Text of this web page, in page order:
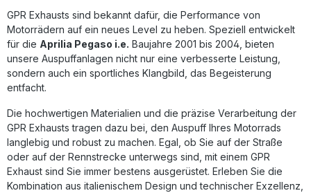
optimale Passgenauigkeit sind alle fahrzeugspezifischen
Halterungen im Lieferumfang enthalten. Die Montage
erfolgt Plug & Play – für beste Ergebnisse wird jedoch die
Installation in einer Fachwerkstatt empfohlen. Sportlicher
Edelstahl-Slip-on mit dualer Straßenzulassung Spürbare
Verbesserung von Drehmoment und Leistung Deutliche
Gewichtsreduktion gegenüber der Serienanlage Inklusive
Verarbeitung und DIN-zertifizierte Qualität Lieferumfang:
GPR Furore-X Inox Slip-on Auspuffanlage
Fahrzeugspezifische Halterungen Verbindungsrohre
Entfernbare dB-Killer Montagematerial
GPR Exhausts sind bekannt dafür, die Performance von
Motorrädern auf ein neues Level zu heben. Speziell entwickelt
für die Aprilia Pegaso i.e. Baujahre 2001 bis 2004, bieten
unsere Auspuffanlagen nicht nur eine verbesserte Leistung,
sondern auch ein sportliches Klangbild, das Begeisterung
entfacht.
Die hochwertigen Materialien und die präzise Verarbeitung der
GPR Exhausts tragen dazu bei, den Auspuff Ihres Motorrads
langlebig und robust zu machen. Egal, ob Sie auf der Straße
oder auf der Rennstrecke unterwegs sind, mit einem GPR
Exhaust sind Sie immer bestens ausgerüstet. Erleben Sie die
Kombination aus italienischem Design und technischer Exzellenz,